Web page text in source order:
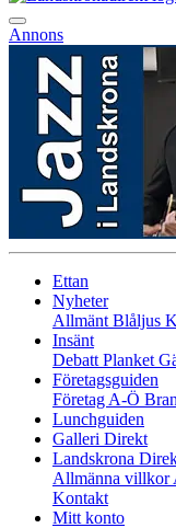
Annons
Ettan
Nyheter
Allmänt Blåljus
Insänt
Debatt Planket
Företagsguiden
Företag A-Ö
Lunchguiden
Galleri Direkt
Landskrona
Allmänna villkor
Kontakt
Mitt konto